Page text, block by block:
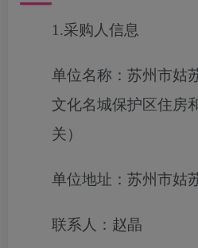
1.采购人信息
单位名称：苏州市姑
文化名城保护区住房
关）
单位地址：苏州市姑
联系人：赵晶